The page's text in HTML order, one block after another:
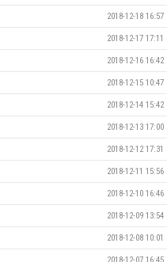
2018-12-18 16:57
2018-12-17 17:11
2018-12-16 16:42
2018-12-15 10:47
2018-12-14 15:42
2018-12-13 17:00
2018-12-12 17:31
2018-12-11 15:56
2018-12-10 16:46
2018-12-09 13:54
2018-12-08 10:01